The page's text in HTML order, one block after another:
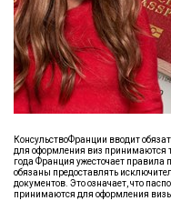
КонсульствоФранции вводит
для оформления виз принимаются
года Франция ужесточает правила
обязаны предоставлять
документов. Это означает, что
принимаются для оформления